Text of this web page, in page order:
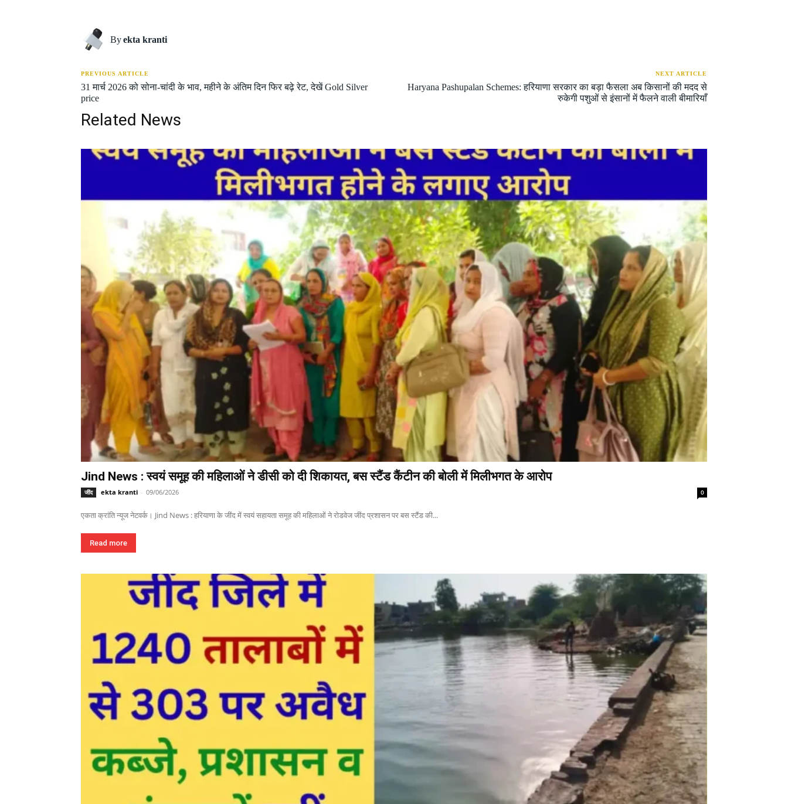
Byekta kranti
PREVIOUS ARTICLE
31 मार्च 2026 को सोना-चांदी के भाव, महीने के अंतिम दिन फिर बढ़े रेट, देखें Gold Silver
price
NEXT ARTICLE
Haryana Pashupalan Schemes: हरियाणा सरकार का बड़ा फैसला अब किसानों की मदद से
रुकेगी पशुओं से इंसानों में फैलने वाली बीमारियाँ
Related News
Jind News : स्वयं समूह की महिलाओं ने डीसी को दी शिकायत, बस स्टैंड कैंटीन की बोली में मिलीभगत के आरोप
जींद ekta kranti - 09/06/2026 0
एकता क्रांति न्यूज नेटवर्क। Jind News : हरियाणा के जींद में स्वयं सहायता समूह की महिलाओं ने रोडवेज जींद प्रशासन पर बस स्टैंड की...
Read more